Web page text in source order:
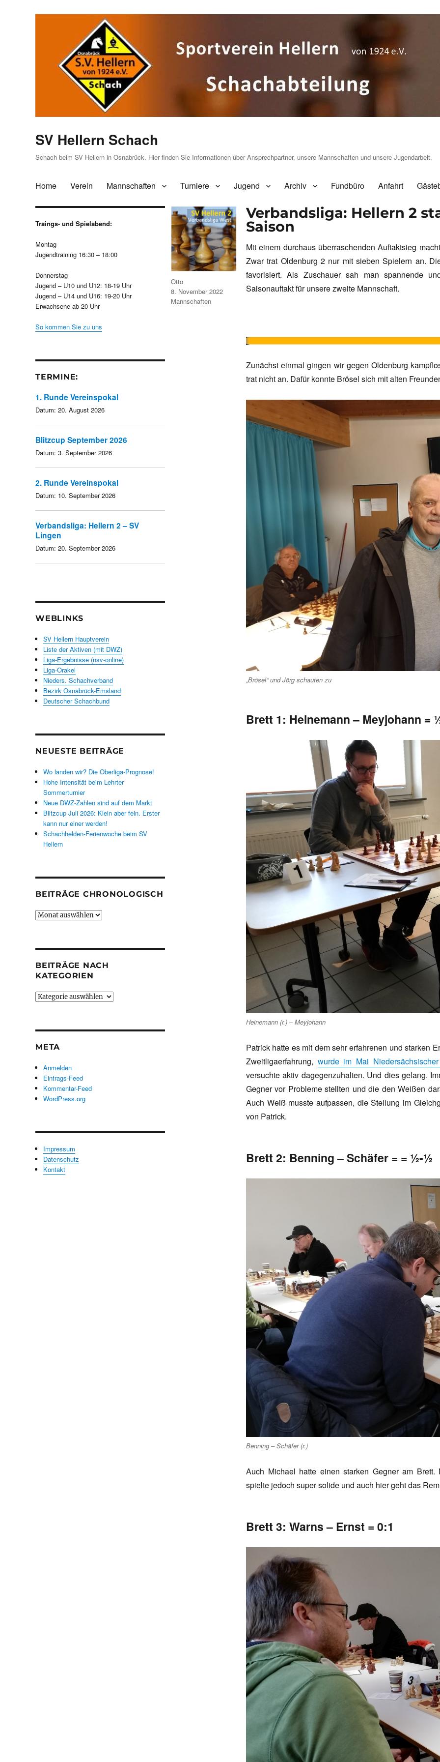
SV Hellern Schach
Schach beim SV Hellern in Osnabrück. Hier finden Sie Informationen über Ansprechpartner, unsere Mannschaften und unsere Jugendarbeit.
Home Verein Mannschaften Turniere Jugend Archiv Fundbüro Anfahrt
Verbandsliga: Hellern 2
Saison
Mit einem durchaus überraschenden Auftaktsieg
Zwar trat Oldenburg 2 nur mit sieben Spielern an.
favorisiert. Als Zuschauer sah man spannende
Saisonauftakt für unsere zweite Mannschaft.
Zunächst einmal gingen wir gegen Oldenburg
trat nicht an. Dafür konnte Brösel sich mit alten
„Brösel“ und Jörg schauten zu
Brett 1: Heinemann – Meyjohann =
Heinemann (r.) – Meyjohann
Patrick hatte es mit dem sehr erfahrenen und starken
Zweitligaerfahrung, wurde im Mai
versuchte aktiv dagegenzuhalten. Und dies gelang.
Gegner vor Probleme stellten und die den Weißen
Auch Weiß musste aufpassen, die Stellung im
von Patrick.
Brett 2: Benning – Schäfer = = ½-½
Benning – Schäfer (r.)
Auch Michael hatte einen starken Gegner am
spielte jedoch super solide und auch hier geht das
Brett 3: Warns – Ernst = 0:1
Autor
Otto
Veröffentlicht
am
8. November 2022
Kategorien
Mannschaften
Traings- und Spielabend:
Montag
Jugendtraining 16:30 – 18:00
Donnerstag
Jugend – U10 und U12: 18-19 Uhr
Jugend – U14 und U16: 19-20 Uhr
Erwachsene ab 20 Uhr
So kommen Sie zu uns
TERMINE:
1. Runde Vereinspokal
Datum: 20. August 2026
Blitzcup September 2026
Datum: 3. September 2026
2. Runde Vereinspokal
Datum: 10. September 2026
Verbandsliga: Hellern 2 – SV
Lingen
Datum: 20. September 2026
WEBLINKS
SV Hellern Hauptverein
Liste der Aktiven (mit DWZ)
Liga-Ergebnisse (nsv-online)
Liga-Orakel
Nieders. Schachverband
Bezirk Osnabrück-Emsland
Deutscher Schachbund
NEUESTE BEITRÄGE
Wo landen wir? Die Oberliga-Prognose!
Hohe Intensität beim Lehrter
Sommerturnier
Neue DWZ-Zahlen sind auf dem Markt
Blitzcup Juli 2026: Klein aber fein. Erster
kann nur einer werden!
Schachhelden-Ferienwoche beim SV
Hellern
BEITRÄGE CHRONOLOGISCH
Beiträge
BEITRÄGE NACH
KATEGORIEN
Beiträge
META
Anmelden
Eintrags-Feed
Kommentar-Feed
WordPress.org
Impressum
Datenschutz
Kontakt